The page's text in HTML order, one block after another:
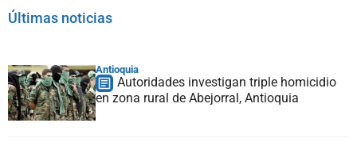
Últimas noticias
Antioquia
Autoridades investigan triple homicidio
en zona rural de Abejorral, Antioquia